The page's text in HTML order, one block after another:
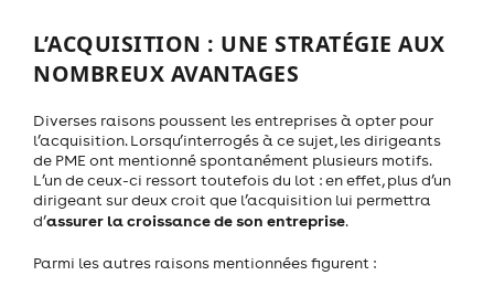
L’ACQUISITION : UNE STRATÉGIE AUX
NOMBREUX AVANTAGES
Diverses raisons poussent les entreprises à opter pour
l’acquisition. Lorsqu’interrogés à ce sujet, les dirigeants
de PME ont mentionné spontanément plusieurs motifs.
L’un de ceux-ci ressort toutefois du lot : en effet, plus d’un
dirigeant sur deux croit que l’acquisition lui permettra
d’assurer la croissance de son entreprise.
Parmi les autres raisons mentionnées figurent :